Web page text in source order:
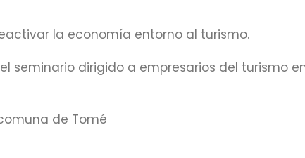
la economía entorno al turismo.
seminario dirigido a empresarios del turismo
de Tomé